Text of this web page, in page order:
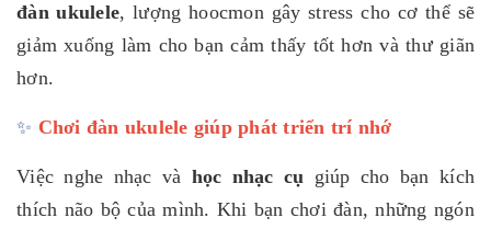
đàn ukulele, lượng hoocmon gây stress cho cơ thể sẽ
giảm xuống làm cho bạn cảm thấy tốt hơn và thư giãn
hơn.
✨ Chơi đàn ukulele giúp phát triển trí nhớ
Việc nghe nhạc và học nhạc cụ giúp cho bạn kích
thích não bộ của mình. Khi bạn chơi đàn, những ngón